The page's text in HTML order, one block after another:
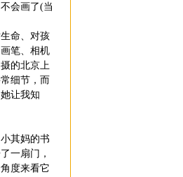
会画了(当
命、对孩
笔、相机
的北京上
细节，而
让我知
其妈的书
一扇门，
度来看它